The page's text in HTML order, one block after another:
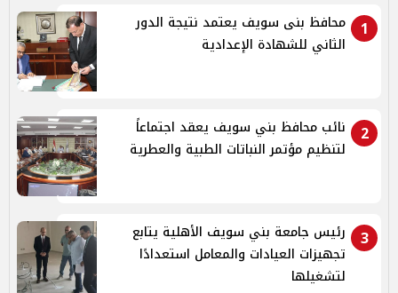
1
محافظ بنى سويف يعتمد نتيجة الدور
الثاني للشهادة الإعدادية
2
نائب محافظ بني سويف يعقد اجتماعاً
لتنظيم مؤتمر النباتات الطبية والعطرية
3
رئيس جامعة بني سويف الأهلية يتابع
تجهيزات العيادات والمعامل استعدادًا
لتشغيلها